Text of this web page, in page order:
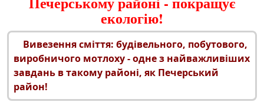
екологію!
Вивезення сміття: будівельного, побутового,
виробничого мотлоху - одне з найважливіших
завдань в такому районі, як Печерський
район!